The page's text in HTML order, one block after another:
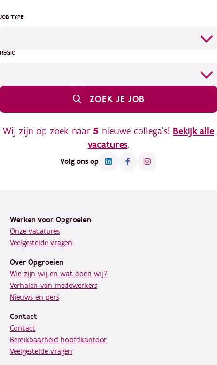
JOB TYPE
REGIO
ZOEK JE JOB
Wij zijn op zoek naar 5 nieuwe collega's! Bekijk alle
vacatures.
Volg ons op
Werken voor Opgroeien
Onze vacatures
Veelgestelde vragen
Over Opgroeien
Wie zijn wij en wat doen wij?
Verhalen van medewerkers
Nieuws en pers
Contact
Contact
Bereikbaarheid hoofdkantoor
Veelgestelde vragen